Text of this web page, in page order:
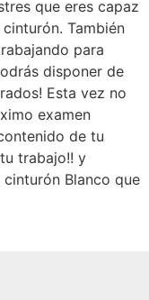
que eres capaz
También
para
disponer de
Esta vez no
examen
de tu
trabajo!! y
Blanco que